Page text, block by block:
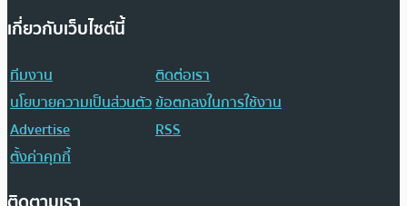
เกี่ยวกับเว็บไซต์นี้
ทีมงาน
ติดต่อเรา
นโยบายความเป็นส่วนตัวข้อตกลงในการใช้งาน
Advertise
RSS
ตั้งค่าคุกกี้